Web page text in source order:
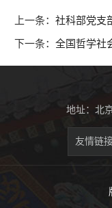
上一条： 社科部党支
下一条： 全国哲学社会
地址：北京市
友情链